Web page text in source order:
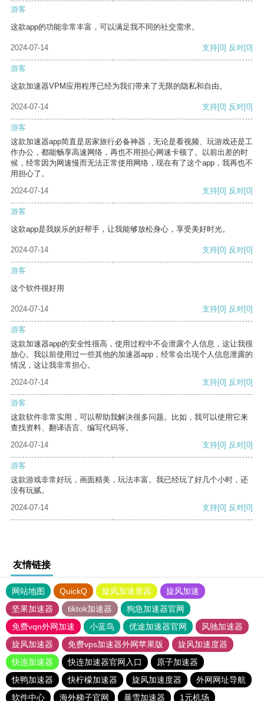
游客
这款app的功能非常丰富，可以满足我不同的社交需求。
2024-07-14 支持[0] 反对[0]
游客
这款加速器VPM应用程序已经为我们带来了无限的隐私和自由。
2024-07-14 支持[0] 反对[0]
游客
这款加速器app简直是居家旅行必备神器，无论是看视频、玩游戏还是工
作办公，都能畅享高速网络，再也不用担心网速卡顿了。以前出差的时
候，经常因为网速慢而无法正常使用网络，现在有了这个app，我再也不
用担心了。
2024-07-14
支持[0] 反对[0]
游客
这款app是我娱乐的好帮手，让我能够放松身心，享受美好时光。
2024-07-14 支持[0] 反对[0]
游客
这个软件很好用
2024-07-14 支持[0] 反对[0]
游客
这款加速器app的安全性很高，使用过程中不会泄露个人信息，这让我很
放心。我以前使用过一些其他的加速器app，经常会出现个人信息泄露的
情况，这让我非常担心。
2024-07-14
支持[0] 反对[0]
游客
这款软件非常实用，可以帮助我解决很多问题。比如，我可以使用它来
查找资料、翻译语言、编写代码等。
2024-07-14
支持[0] 反对[0]
游客
这款游戏非常好玩，画面精美，玩法丰富。我已经玩了好几个小时，还
没有玩腻。
2024-07-14
支持[0] 反对[0]
友情链接
网站地图 QuickQ 旋风加速度器
旋风加速
坚果加速器
tiktok加速器
狗急加速器官网
免费vqn外网加速
小蓝鸟 优途加速器官网
风驰加速器
旋风加速器
免费vps加速器外网苹果版
旋风加速度器
快连加速器
快连加速器官网入口
原子加速器
快鸭加速器
快柠檬加速器 旋风加速度器
外网网址导航
软件中心
海外梯子官网 暴雪加速器 1元机场